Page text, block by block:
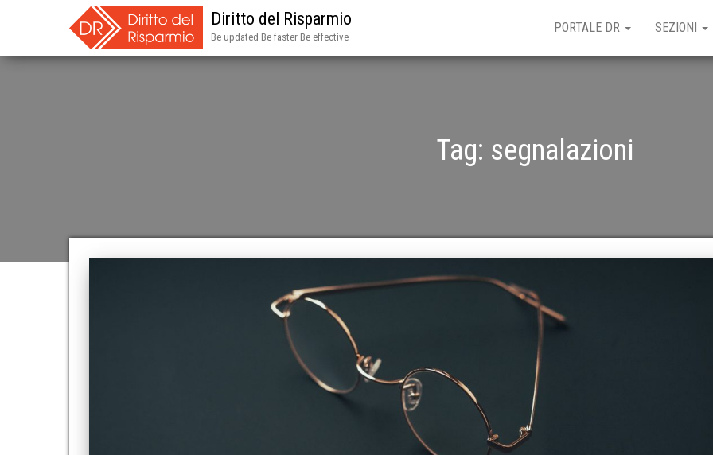
Diritto del Risparmio
Be updated Be faster Be effective
PORTALE DR SEZIONI
Tag: segnalazioni